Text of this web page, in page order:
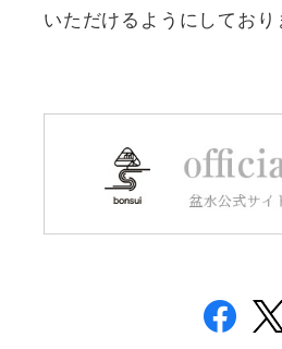
いただけるようにしており